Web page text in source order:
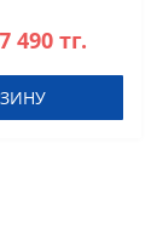
490 тг.